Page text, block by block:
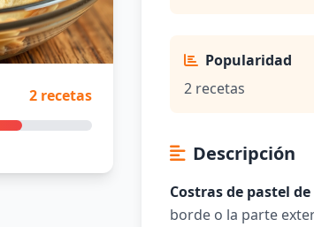
2 recetas
Popularidad
2 recetas
Descripción
Costras de pastel
borde o la parte